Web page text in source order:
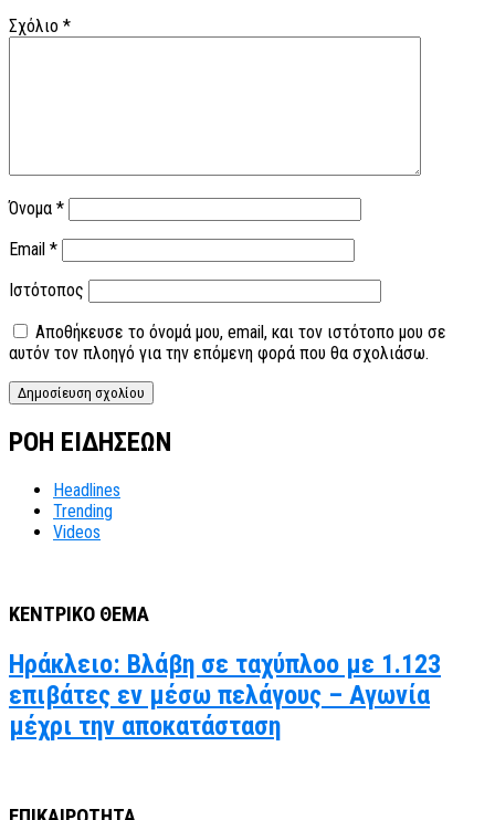
Σχόλιο *
Όνομα *
Email *
Ιστότοπος
Αποθήκευσε το όνομά μου, email, και τον ιστότοπο μου σε
αυτόν τον πλοηγό για την επόμενη φορά που θα σχολιάσω.
ΡΟΗ ΕΙΔΗΣΕΩΝ
Headlines
Trending
Videos
ΚΕΝΤΡΙΚΟ ΘΕΜΑ
Ηράκλειο: Βλάβη σε ταχύπλοο με 1.123
επιβάτες εν μέσω πελάγους – Αγωνία
μέχρι την αποκατάσταση